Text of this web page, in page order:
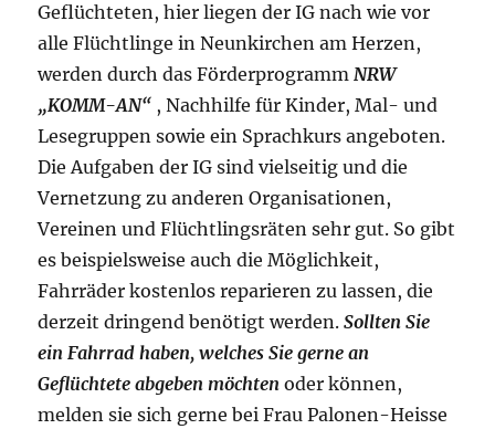
Geflüchteten, hier liegen der IG nach wie vor
alle Flüchtlinge in Neunkirchen am Herzen,
werden durch das FörderprogrammNRW
„KOMM-AN“ , Nachhilfe für Kinder, Mal- und
Lesegruppen sowie ein Sprachkurs angeboten.
Die Aufgaben der IG sind vielseitig und die
Vernetzung zu anderen Organisationen,
Vereinen und Flüchtlingsräten sehr gut. So gibt
es beispielsweise auch die Möglichkeit,
Fahrräder kostenlos reparieren zu lassen, die
derzeit dringend benötigt werden.Sollten Sie
ein Fahrrad haben, welches Sie gerne an
Geflüchtete abgeben möchten oder können,
melden sie sich gerne bei Frau Palonen-Heisse